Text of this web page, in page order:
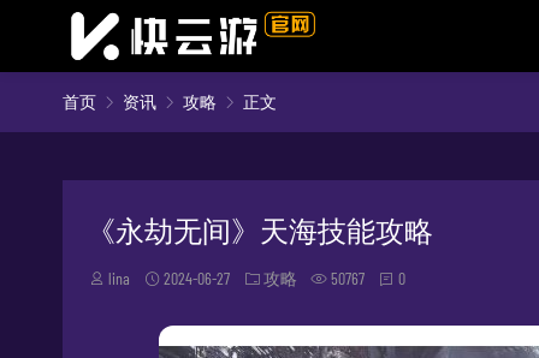
首页 资讯 攻略 正文
《永劫无间》天海技能攻略
lina 2024-06-27 攻略 50767 0